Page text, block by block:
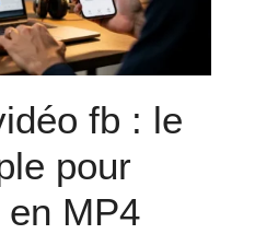
fb : le
pour
MP4